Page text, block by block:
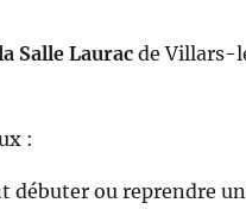
Salle Lauracde Villars-
:
débuter ou reprendre